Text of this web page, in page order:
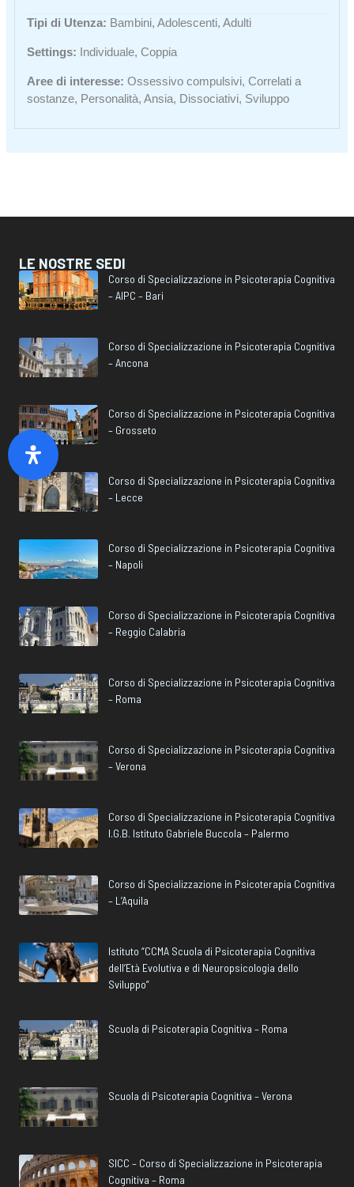
Tipi di Utenza: Bambini, Adolescenti, Adulti
Settings: Individuale, Coppia
Aree di interesse: Ossessivo compulsivi, Correlati a
sostanze, Personalità, Ansia, Dissociativi, Sviluppo
LE NOSTRE SEDI
Corso di Specializzazione in Psicoterapia Cognitiva
– AIPC – Bari
Corso di Specializzazione in Psicoterapia Cognitiva
– Ancona
Corso di Specializzazione in Psicoterapia Cognitiva
– Grosseto
Corso di Specializzazione in Psicoterapia Cognitiva
– Lecce
Corso di Specializzazione in Psicoterapia Cognitiva
– Napoli
Corso di Specializzazione in Psicoterapia Cognitiva
– Reggio Calabria
Corso di Specializzazione in Psicoterapia Cognitiva
– Roma
Corso di Specializzazione in Psicoterapia Cognitiva
– Verona
Corso di Specializzazione in Psicoterapia Cognitiva
I.G.B. Istituto Gabriele Buccola – Palermo
Corso di Specializzazione in Psicoterapia Cognitiva
– L’Aquila
Istituto “CCMA Scuola di Psicoterapia Cognitiva
dell’Età Evolutiva e di Neuropsicologia dello
Sviluppo”
Scuola di Psicoterapia Cognitiva – Roma
Scuola di Psicoterapia Cognitiva – Verona
SICC – Corso di Specializzazione in Psicoterapia
Cognitiva – Roma